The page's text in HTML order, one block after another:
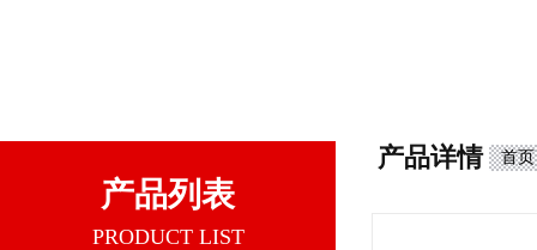
产品列表
PRODUCT LIST
产品详情 首页